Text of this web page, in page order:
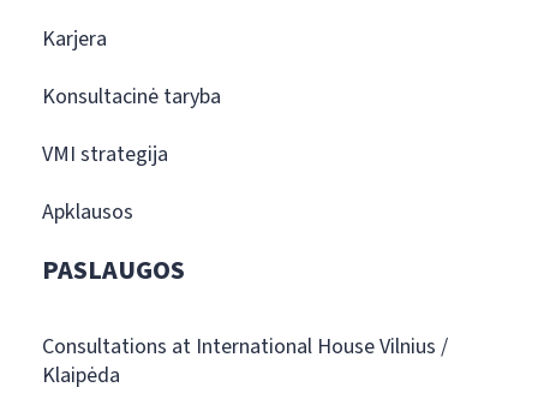
Karjera
Konsultacinė taryba
VMI strategija
Apklausos
PASLAUGOS
Consultations at International House Vilnius /
Klaipėda